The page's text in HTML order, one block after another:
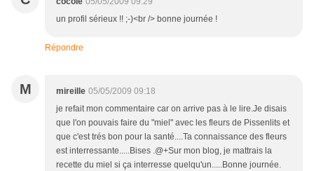
un profil sérieux !! ;-)<br /> bonne journée !
Répondre
M mireille 05/05/2009 09:18
je refait mon commentaire car on arrive pas à le lire.Je disais
que l'on pouvais faire du "miel" avec les fleurs de Pissenlits et
que c'est trés bon pour la santé....Ta connaissance des fleurs
est interressante.....Bises .@+Sur mon blog, je mattrais la
recette du miel si ça interresse quelqu'un.....Bonne journée.